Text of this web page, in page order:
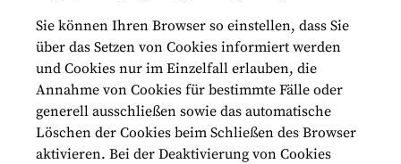
Sie können Ihren Browser so einstellen, dass Sie
über das Setzen von Cookies informiert werden
und Cookies nur im Einzelfall erlauben, die
Annahme von Cookies für bestimmte Fälle oder
generell ausschließen sowie das automatische
Löschen der Cookies beim Schließen des Browser
aktivieren. Bei der Deaktivierung von Cookies